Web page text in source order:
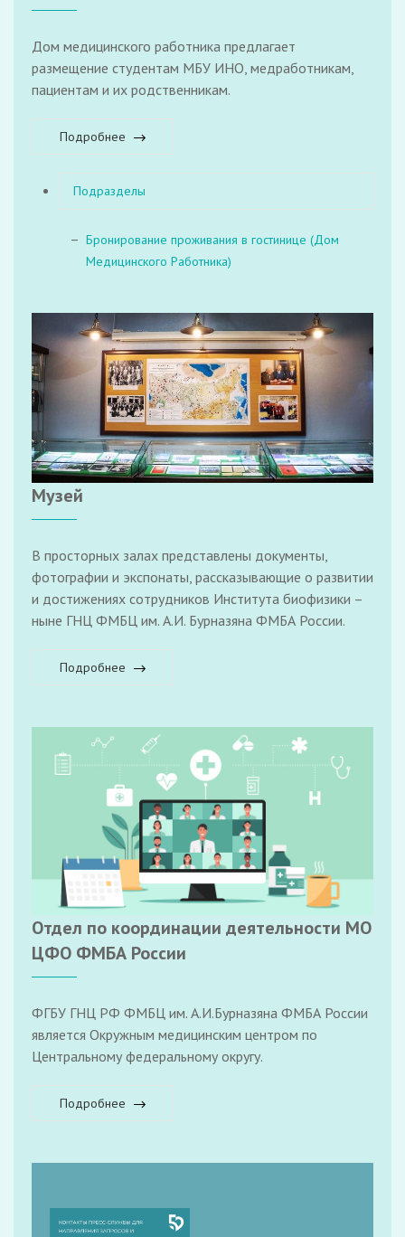
Дом медицинского работника предлагает
размещение студентам МБУ ИНО, медработникам,
пациентам и их родственникам.
Подробнее
Подразделы
Бронирование проживания в гостинице (Дом
Медицинского Работника)
Музей
В просторных залах представлены документы,
фотографии и экспонаты, рассказывающие о развитии
и достижениях сотрудников Института биофизики –
ныне ГНЦ ФМБЦ им. А.И. Бурназяна ФМБА России.
Подробнее
Отдел по координации деятельности МО
ЦФО ФМБА России
ФГБУ ГНЦ РФ ФМБЦ им. А.И.Бурназяна ФМБА России
является Окружным медицинским центром по
Центральному федеральному округу.
Подробнее